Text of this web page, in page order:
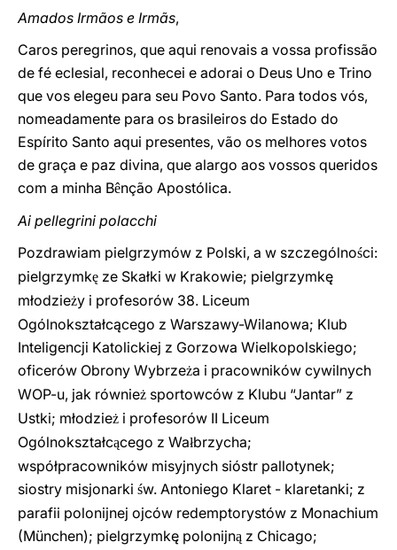
Amados Irmãos e Irmãs,
Caros peregrinos, que aqui renovais a vossa profissão
de fé eclesial, reconhecei e adorai o Deus Uno e Trino
que vos elegeu para seu Povo Santo. Para todos vós,
nomeadamente para os brasileiros do Estado do
Espírito Santo aqui presentes, vão os melhores votos
de graça e paz divina, que alargo aos vossos queridos
com a minha Bênção Apostólica.
Ai pellegrini polacchi
Pozdrawiam pielgrzymów z Polski, a w szczególności:
pielgrzymkę ze Skałki w Krakowie; pielgrzymkę
młodzieży i profesorów 38. Liceum
Ogólnokształcącego z Warszawy-Wilanowa; Klub
Inteligencji Katolickiej z Gorzowa Wielkopolskiego;
oficerów Obrony Wybrzeża i pracowników cywilnych
WOP-u, jak również sportowców z Klubu “Jantar” z
Ustki; młodzież i profesorów II Liceum
Ogólnokształcącego z Wałbrzycha;
współpracowników misyjnych sióstr pallotynek;
siostry misjonarki św. Antoniego Klaret - klaretanki; z
parafii polonijnej ojców redemptorystów z Monachium
(München); pielgrzymkę polonijną z Chicago;